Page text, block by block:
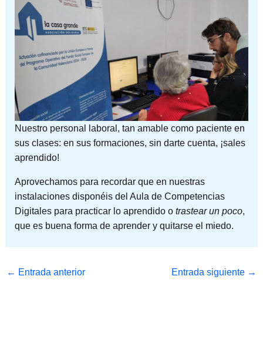
Nuestro personal laboral, tan amable como paciente en
sus clases: en sus formaciones, sin darte cuenta, ¡sales
aprendido!
Aprovechamos para recordar que en nuestras
instalaciones disponéis del Aula de Competencias
Digitales para practicar lo aprendido o trastear un poco,
que es buena forma de aprender y quitarse el miedo.
← Entrada anterior Entrada siguiente →